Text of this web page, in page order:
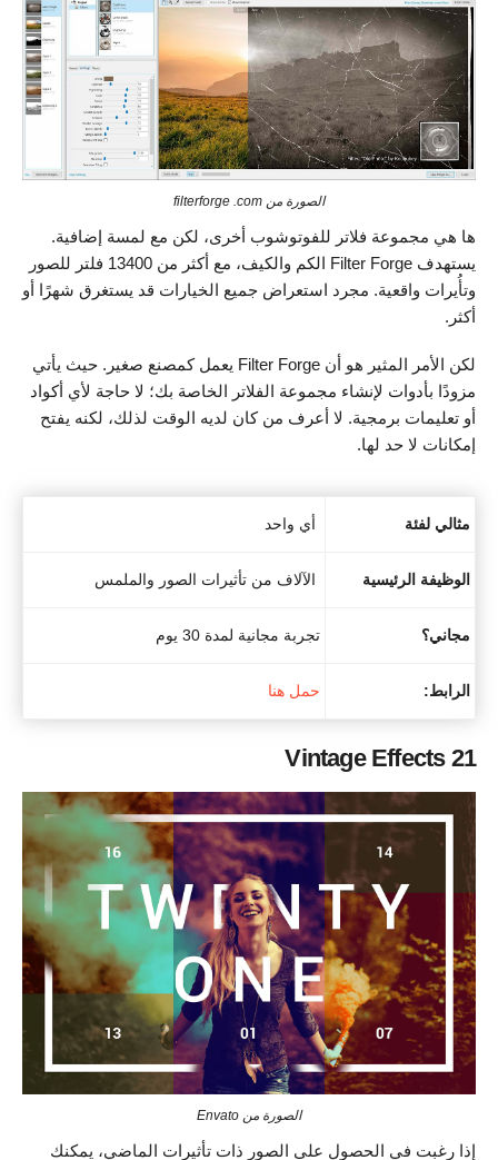
الصورة من filterforge .com
ها هي مجموعة فلاتر للفوتوشوب أخرى، لكن مع لمسة إضافية.
يستهدف Filter Forge الكم والكيف، مع أكثر من 13400 فلتر للصور
وتأُيرات واقعية. مجرد استعراض جميع الخيارات قد يستغرق شهرًا أو
أكثر.
لكن الأمر المثير هو أن Filter Forge يعمل كمصنع صغير. حيث يأتي
مزودًا بأدوات لإنشاء مجموعة الفلاتر الخاصة بك؛ لا حاجة لأي أكواد
أو تعليمات برمجية. لا أعرف من كان لديه الوقت لذلك، لكنه يفتح
إمكانات لا حد لها.
مثالي لفئة أي واحد
الوظيفة الرئيسية الآلاف من تأثيرات الصور والملمس
مجاني؟ تجربة مجانية لمدة 30 يوم
الرابط: حمل هنا
21 Vintage Effects
الصورة من Envato
إذا رغبت في الحصول على الصور ذات تأثيرات الماضي، يمكنك